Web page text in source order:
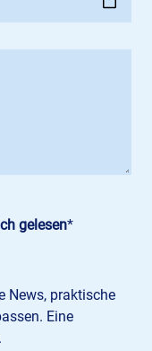
gelesen*
News, praktische
Eine